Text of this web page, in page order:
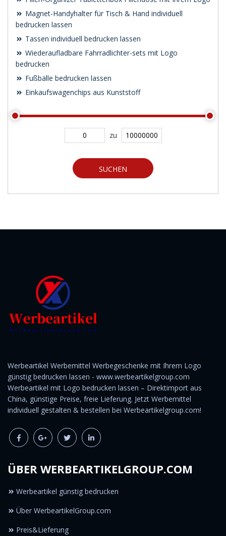
Magnet-Handyhalter für Tisch & Hand individuell
bedrucken lassen
Tassen individuell bedrucken lassen
Wiederaufladbare Fahrradlichter-sets mit Logo
bedrucken
Fußbälle bedrucken lassen
Einkaufswagenchips aus Kunststoff
zu
SUCHEN
Werbeartikel Werbemittel Werbegeschenke mit Ihrem Logo
günstig bedrucken lassen - www.werbeartikelgroup.com
Werbeartikel mit Logo bedrucken lassen – Direktimport aus
China, günstige Preise, freie Lieferung. Jetzt Werbemittel
individuell gestalten & bestellen bei Werbeartikelgroup.com!
ÜBER WERBEARTIKELGROUP.COM
Werbeartikel günstig bedrucken
Über WerbeartikelGroup.com
Preis&Lieferung